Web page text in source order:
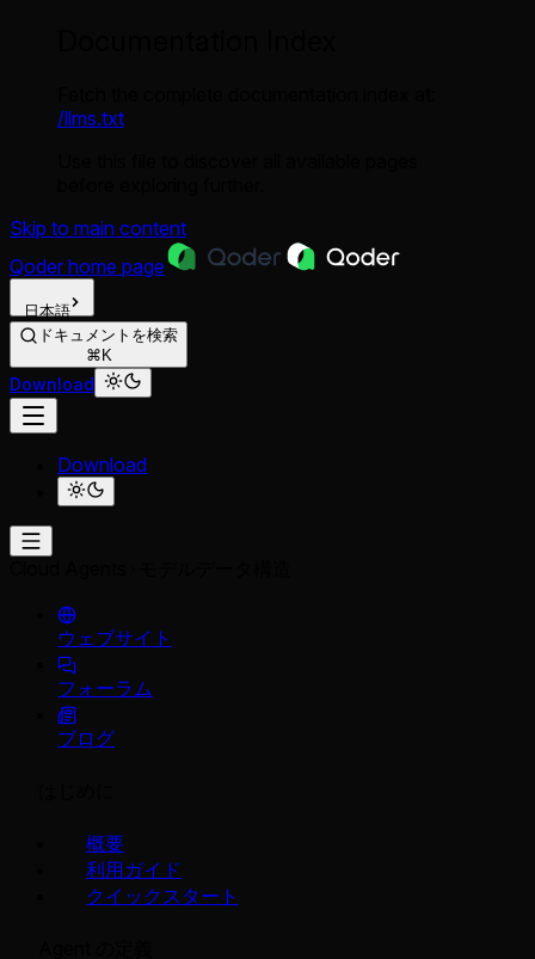
/llms.txt
Skip to main content
Qoder home page
日本語
ドキュメントを検索
⌘K
Download
Download
ウェブサイト
フォーラム
ブログ
概要
利用ガイド
クイックスタート